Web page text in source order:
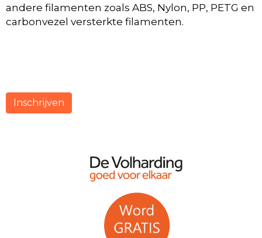
andere filamenten zoals ABS, Nylon, PP, PETG en
carbonvezel versterkte filamenten.
Inschrijven